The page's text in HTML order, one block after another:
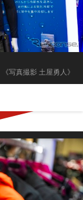
《写真撮影 土屋勇人》